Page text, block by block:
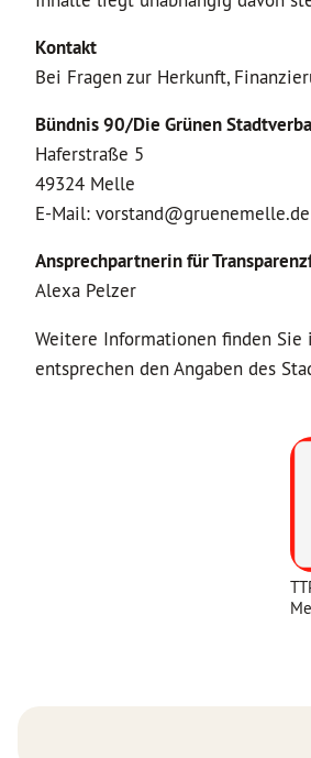
Kontakt
Bei Fragen zur Herkunft,
Bündnis 90/Die Grünen
Haferstraße 5
49324 Melle
E-Mail: vorstand@gruenemelle.de
Ansprechpartnerin für
Alexa Pelzer
Weitere Informationen finden
entsprechen den Angaben des